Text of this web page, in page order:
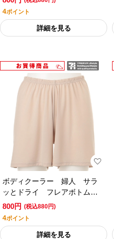
タイル
4ポイント
詳細を見る
ボディクーラー 婦人 サラ
ッとドライ フレアボトム／
セブンプレミアムライフスタ
イル
800円 (税込880円)
4ポイント
詳細を見る